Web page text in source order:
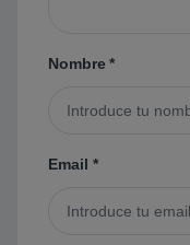
Nombre*
Email *